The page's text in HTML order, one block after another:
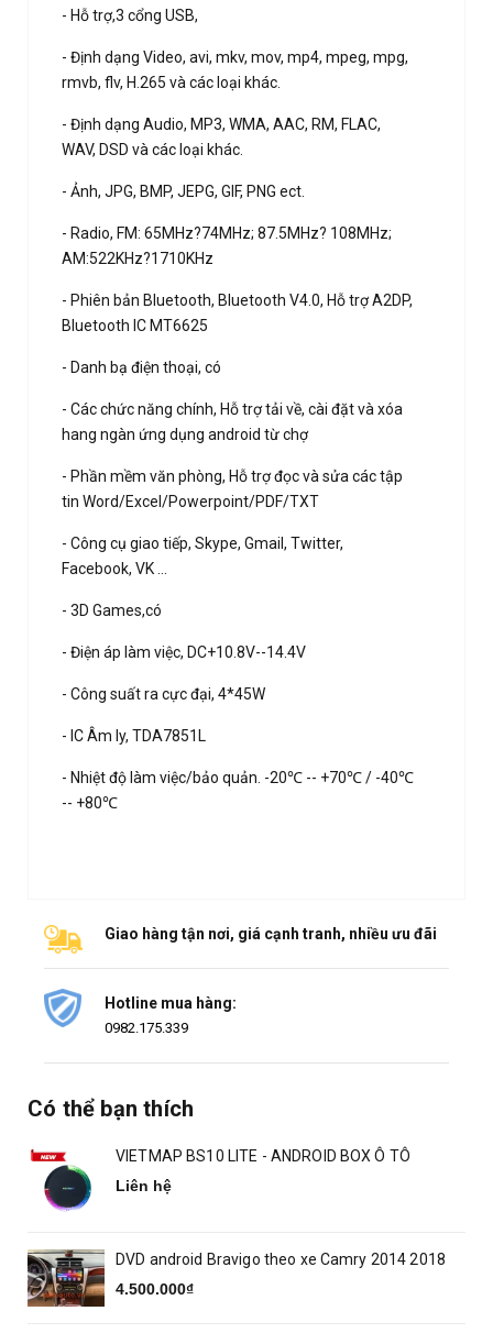
- Hỗ trợ,3 cổng USB,
- Định dạng Video, avi, mkv, mov, mp4, mpeg, mpg,
rmvb, flv, H.265 và các loại khác.
- Định dạng Audio, MP3, WMA, AAC, RM, FLAC,
WAV, DSD và các loại khác.
- Ảnh, JPG, BMP, JEPG, GIF, PNG ect.
- Radio, FM: 65MHz?74MHz; 87.5MHz? 108MHz;
AM:522KHz?1710KHz
- Phiên bản Bluetooth, Bluetooth V4.0, Hỗ trợ A2DP,
Bluetooth IC MT6625
- Danh bạ điện thoại, có
- Các chức năng chính, Hỗ trợ tải về, cài đặt và xóa
hang ngàn ứng dụng android từ chợ
- Phần mềm văn phòng, Hỗ trợ đọc và sửa các tập
tin Word/Excel/Powerpoint/PDF/TXT
- Công cụ giao tiếp, Skype, Gmail, Twitter,
Facebook, VK …
- 3D Games,có
- Điện áp làm việc, DC+10.8V--14.4V
- Công suất ra cực đại, 4*45W
- IC Âm ly, TDA7851L
- Nhiệt độ làm việc/bảo quản. -20℃ -- +70℃ / -40℃
-- +80℃
Giao hàng tận nơi, giá cạnh tranh, nhiều ưu đãi
Hotline mua hàng:
0982.175.339
Có thể bạn thích
VIETMAP BS10 LITE - ANDROID BOX Ô TÔ
Liên hệ
DVD android Bravigo theo xe Camry 2014 2018
4.500.000₫